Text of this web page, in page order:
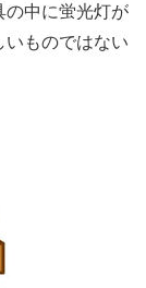
の中に蛍光灯が
ものではない